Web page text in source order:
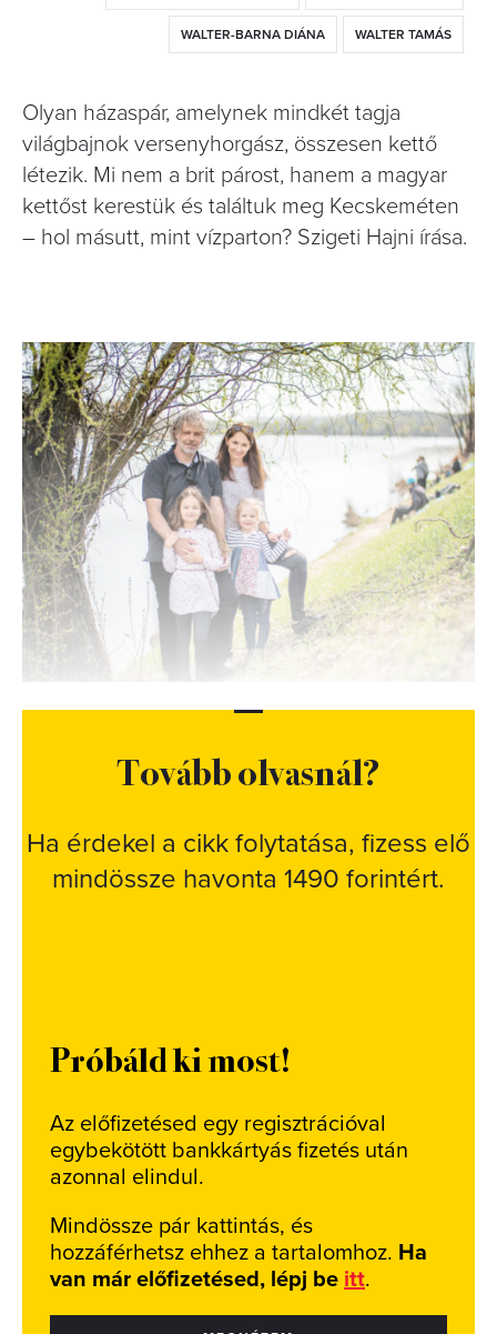
WALTER-BARNA DIÁNA WALTER TAMÁS
Olyan házaspár, amelynek mindkét tagja
világbajnok versenyhorgász, összesen kettő
létezik. Mi nem a brit párost, hanem a magyar
kettőst kerestük és találtuk meg Kecskeméten
– hol másutt, mint vízparton? Szigeti Hajni írása.
Tovább olvasnál?
Ha érdekel a cikk folytatása, fizess elő
mindössze havonta 1490 forintért.
Próbáld ki most!
Az előfizetésed egy regisztrációval
egybekötött bankkártyás fizetés után
azonnal elindul.
Mindössze pár kattintás, és
hozzáférhetsz ehhez a tartalomhoz. Ha
van már előfizetésed, lépj be itt.